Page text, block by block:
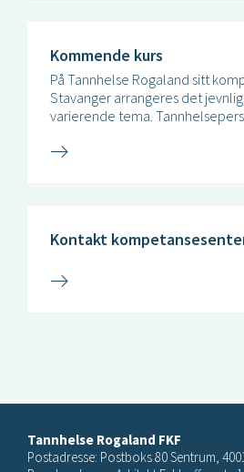
Kommende kurs
På Tannhelse Rogaland sitt
Stavanger arrangeres det
varierende tema.
Kontakt
Tannhelse Rogaland FKF
Postadresse: Postboks 80 Sentrum,